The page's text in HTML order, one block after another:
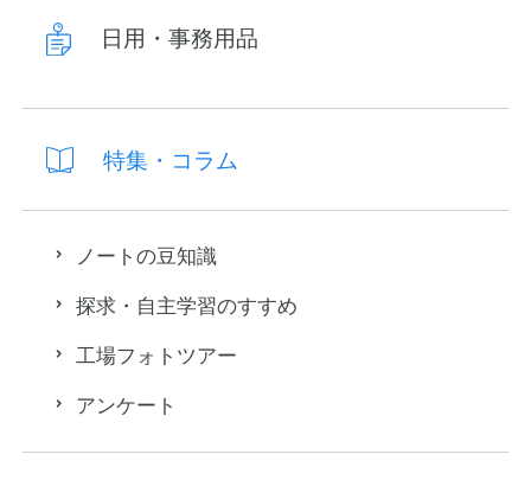
日用・事務用品
特集・コラム
ノートの豆知識
探求・自主学習のすすめ
工場フォトツアー
アンケート